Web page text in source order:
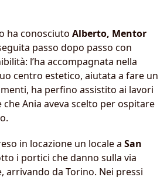
ha conosciuto Alberto, Mentor
passo dopo passo con
l’ha accompagnata nella
centro estetico, aiutata a fare un
ha perfino assistito ai lavori
che Ania aveva scelto per ospitare
in locazione un locale a San
i portici che danno sulla via
arrivando da Torino. Nei pressi